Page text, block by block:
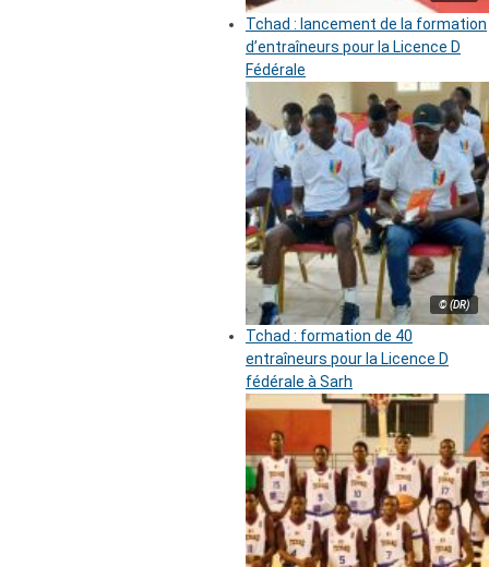
Tchad : lancement de la formation
d’entraîneurs pour la Licence D
Fédérale
© (DR)
Tchad : formation de 40
entraîneurs pour la Licence D
fédérale à Sarh